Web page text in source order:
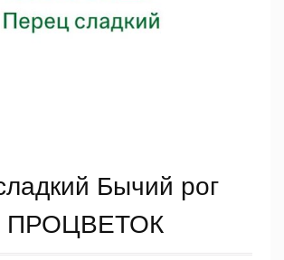
Бычий рог
ПРОЦВЕТОК